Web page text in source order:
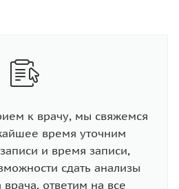
к врачу, мы свяжемся
время уточним
и время записи,
сдать анализы
ответим на все